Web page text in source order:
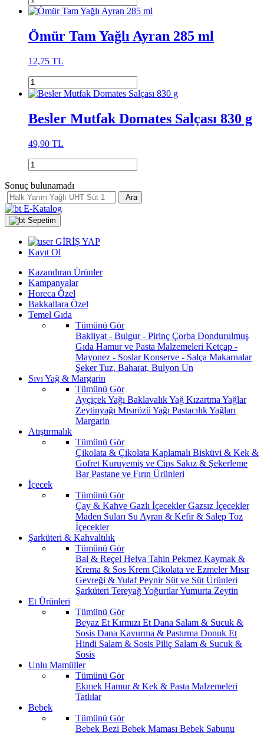
Ömür Tam Yağlı Ayran 285 ml
12,75 TL
Besler Mutfak Domates Salçası 830 g
49,90 TL
Sonuç bulunamadı
Ara
E-Katalog
Sepetim
GİRİŞ YAP
Kayıt Ol
Kazandıran Ürünler
Kampanyalar
Horeca Özel
Bakkallara Özel
Temel Gıda
Tümünü Gör
Bakliyat - Bulgur - Pirinç Çorba Dondurulmuş
Gıda Hamur ve Pasta Malzemeleri Ketçap -
Mayonez - SoslarKonserve - Salça Makarnalar
ŞekerTuz, Baharat, Bulyon Un
Sıvı Yağ & Margarin
Tümünü Gör
Ayçiçek Yağı Baklavalık Yağ Kızartma Yağlar
Zeytinyağı Mısırözü Yağı Pastacılık Yağları
Margarin
Atıştırmalık
Tümünü Gör
Çikolata & Çikolata Kaplamalı Bisküvi & Kek &
Gofret Kuruyemiş ve Cips Sakız & Şekerleme
BarPastane ve Fırın Ürünleri
İçecek
Tümünü Gör
Çay & Kahve Gazlı İçeceklerGazsız İçecekler
Maden Suları Su Ayran & Kefir & Salep Toz
İçecekler
Şarküteri & Kahvaltılık
Tümünü Gör
Bal & Reçel Helva Tahin Pekmez Kaymak &
Krema & Sos Krem Çikolata ve EzmelerMısır
Gevreği & YulafPeynir Süt ve Süt Ürünleri
Şarküteri TereyağYoğurtlarYumurta Zeytin
Et Ürünleri
Tümünü Gör
Beyaz Et Kırmızı Et Dana Salam & Sucuk &
Sosis Dana Kavurma & Pastırma Donuk Et
Hindi Salam & Sosis Piliç Salam & Sucuk &
Sosis
Unlu Mamüller
Tümünü Gör
Ekmek Hamur & Kek & Pasta Malzemeleri
Tatlılar
Bebek
Tümünü Gör
Bebek Bezi Bebek Maması Bebek Sabunu